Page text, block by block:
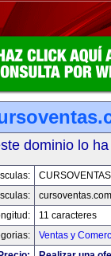
dominio lo
cursoventas.com
11 caracteres
Ventas y